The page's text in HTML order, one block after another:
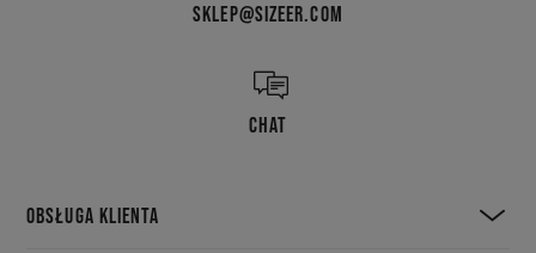
SKLEP@SIZEER.COM
CHAT
OBSŁUGA KLIENTA